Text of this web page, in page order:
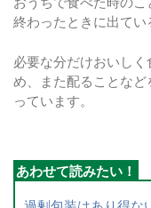
終わったときに出てい
必要な分だけおいし
め、また配ることな
っています。